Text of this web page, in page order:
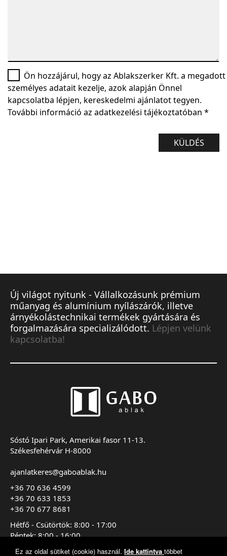
Ez az oldal sütiket (cookie) használ. Ide kattintva többet
Ön hozzájárul, hogy az Ablakszerker Kft. a megadott
személyes adatait kezelje, azok alapján Önnel
kapcsolatba lépjen, kereskedelmi ajánlatot tegyen.
További információ az adatkezelési tájékoztatóban *
KÜLDÉS
Új világot nyitunk - Vállalkozásunk prémium
műanyag és alumínium nyílászárók, illetve
árnyékolástechnikai termékek gyártására és
forgalmazására specializálódott. Lépjen velünk
kapcsolatba!
Sóstó Ipari Park, Amerikai fasor 11-13.
Székesfehérvár H-8000
ajanlatkeres@gaboablak.hu
+36 70 636 4599
+36 70 633 1853
+36 70 677 8681
Hétfő - Csütörtök: 8:00 - 17:00
Péntek: 8:00 - 16:00